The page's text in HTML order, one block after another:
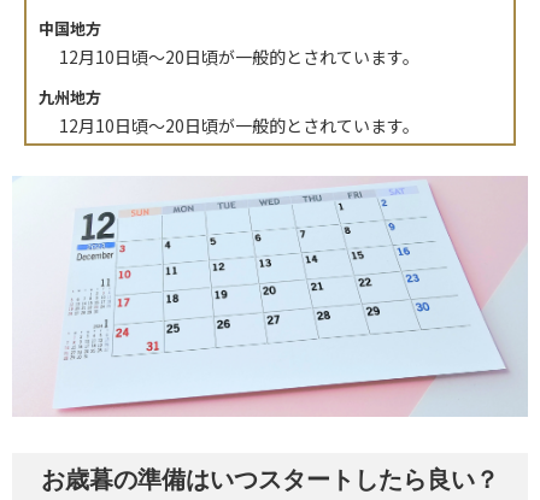
中国地方
12月10日頃～20日頃が一般的とされています。
九州地方
12月10日頃～20日頃が一般的とされています。
お歳暮の準備はいつスタートしたら良い？